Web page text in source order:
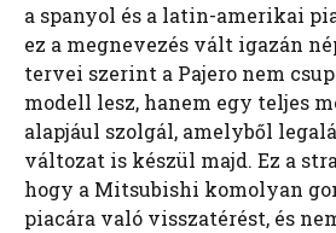
a spanyol és a latin-amerikai
ez a megnevezés vált igazán
tervei szerint a Pajero nem
modell lesz, hanem egy teljes
alapjául szolgál, amelyből
változat is készül majd. Ez a
hogy a Mitsubishi komolyan
piacára való visszatérést, és